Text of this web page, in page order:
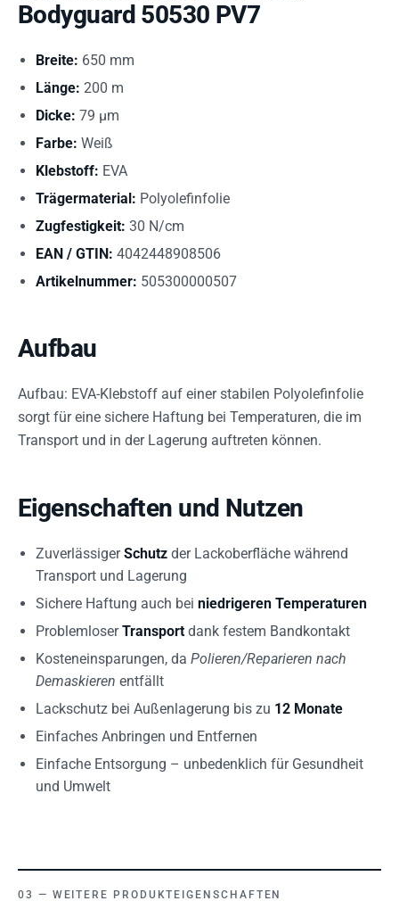
Bodyguard 50530 PV7
Breite: 650 mm
Länge: 200 m
Dicke: 79 µm
Farbe: Weiß
Klebstoff: EVA
Trägermaterial: Polyolefinfolie
Zugfestigkeit: 30 N/cm
EAN / GTIN: 4042448908506
Artikelnummer: 505300000507
Aufbau
Aufbau: EVA-Klebstoff auf einer stabilen Polyolefinfolie
sorgt für eine sichere Haftung bei Temperaturen, die im
Transport und in der Lagerung auftreten können.
Eigenschaften und Nutzen
ZuverlässigerSchutz der Lackoberfläche während
Transport und Lagerung
Sichere Haftung auch bei niedrigeren Temperaturen
ProblemloserTransport dank festem Bandkontakt
Kosteneinsparungen, da Polieren/Reparieren nach
Demaskieren entfällt
Lackschutz bei Außenlagerung bis zu 12 Monate
Einfaches Anbringen und Entfernen
Einfache Entsorgung – unbedenklich für Gesundheit
und Umwelt
WEITERE PRODUKTEIGENSCHAFTEN